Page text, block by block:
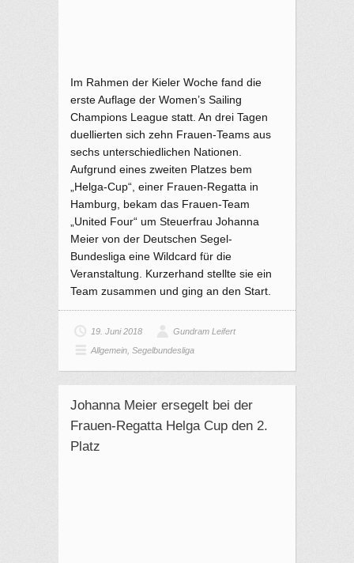
Im Rahmen der Kieler Woche fand die
erste Auflage der Women’s Sailing
Champions League statt. An drei Tagen
duellierten sich zehn Frauen-Teams aus
sechs unterschiedlichen Nationen.
Aufgrund eines zweiten Platzes bem
„Helga-Cup“, einer Frauen-Regatta in
Hamburg, bekam das Frauen-Team
„United Four“ um Steuerfrau Johanna
Meier von der Deutschen Segel-
Bundesliga eine Wildcard für die
Veranstaltung. Kurzerhand stellte sie ein
Team zusammen und ging an den Start.
19. Juni 2018
Gundram Leifert
Allgemein Segelbundesliga
Johanna Meier ersegelt bei der
Frauen-Regatta Helga Cup den 2.
Platz